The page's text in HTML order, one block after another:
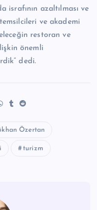
israfının azaltılması ve
ve akademi
restoran ve
önemli
dedi.
Özertan
turizm